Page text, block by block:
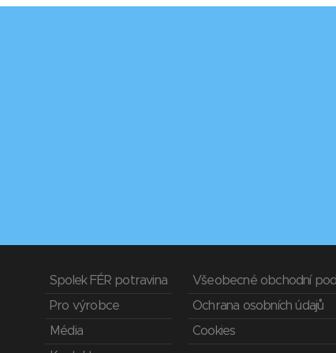
Spolek FÉR potravina
Pro výrobce
Média
Všeobecné obchodní
Ochrana osobních údajů
Cookies